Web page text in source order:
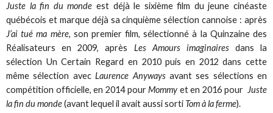
Juste la fin du monde est déjà le sixième film du jeune cinéaste
québécois et marque déjà sa cinquième sélection cannoise : après
J’ai tué ma mère, son premier film, sélectionné à la Quinzaine des
Réalisateurs en 2009, après Les Amours imaginairesdans la
sélection Un Certain Regard en 2010 puis en 2012 dans cette
même sélection avecLaurence Anywaysavant ses sélections en
compétition officielle, en 2014 pourMommy et en 2016 pour Juste
la fin du monde(avant lequel il avait aussi sorti Tom à la ferme).